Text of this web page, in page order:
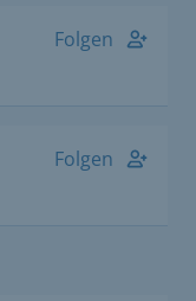
Folgen
Folgen